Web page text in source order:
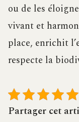
ou de les
vivant et
place, enrichit
respecte la
Partager cet